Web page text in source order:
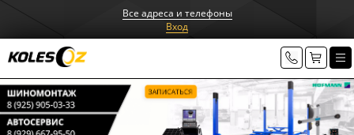
Все адреса и телефоны
Вход